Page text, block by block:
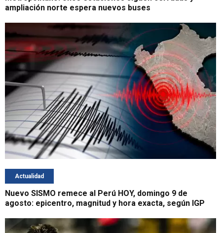
ampliación norte espera nuevos buses
Actualidad
Nuevo SISMO remece al Perú HOY, domingo 9 de
agosto: epicentro, magnitud y hora exacta, según IGP